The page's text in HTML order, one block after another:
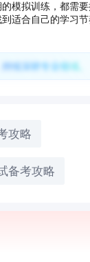
模拟训练，都需
适合自己的学习
续深耕专业领域。
攻略
备考攻略